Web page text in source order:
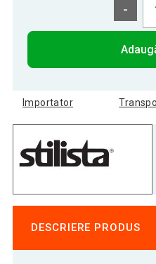
-
Importator
DESCRIERE PRODUS